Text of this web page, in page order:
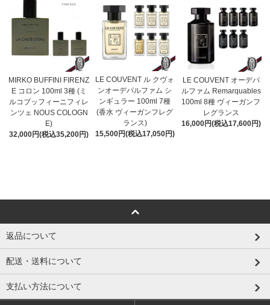
MIRKO BUFFINI FIRENZ
E コロン 100ml 3種 (ミ
ルコブッフィーニフィレ
ンツェ NOUS COLOGN
E)
32,000円(税込35,200円)
LE COUVENT ル クヴォ
ンオーデパルファム シ
ンギュラー 100ml 7種
(香水 ヴィーガンフレグ
ランス)
15,500円(税込17,050円)
LE COUVENT オーデパ
ルファム Remarquables
100ml 8種 ヴィーガンフ
レグランス
16,000円(税込17,600円)
返品について
配送・送料について
支払い方法について